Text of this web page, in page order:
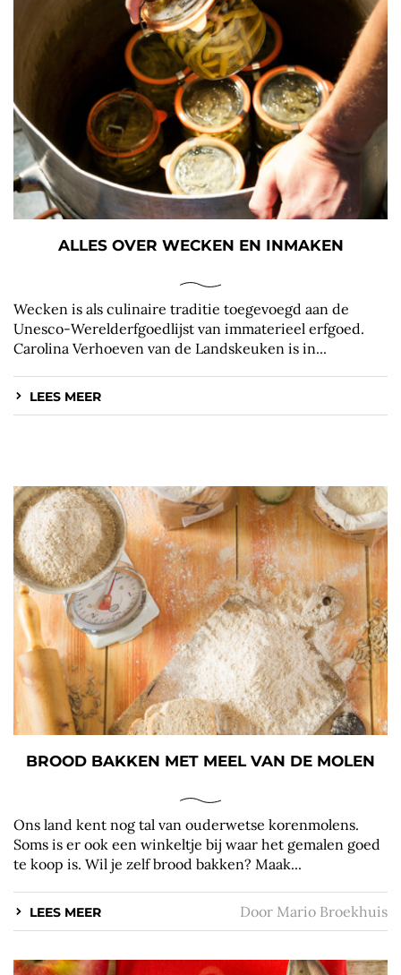
ALLES OVER WECKEN EN INMAKEN
Wecken is als culinaire traditie toegevoegd aan de
Unesco-Werelderfgoedlijst van immaterieel erfgoed.
Carolina Verhoeven van de Landskeuken is in...
LEES MEER
BROOD BAKKEN MET MEEL VAN DE MOLEN
Ons land kent nog tal van ouderwetse korenmolens.
Soms is er ook een winkeltje bij waar het gemalen goed
te koop is. Wil je zelf brood bakken? Maak...
LEES MEER Door Mario Broekhuis